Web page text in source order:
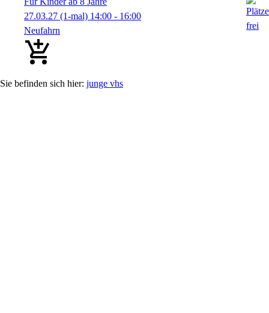
27.03.27 (1-mal) 14:00 - 16:00
Neufahrn
junge vhs